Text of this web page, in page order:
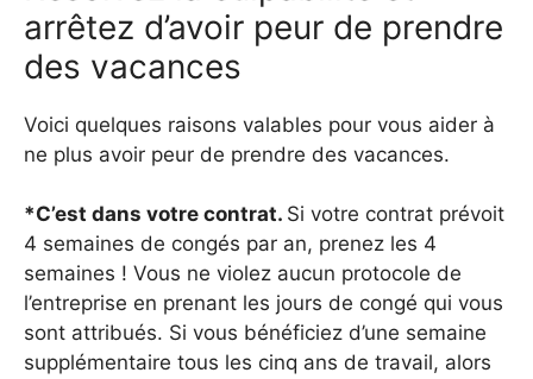
arrêtez d’avoir peur de prendre
des vacances
Voici quelques raisons valables pour vous aider à
ne plus avoir peur de prendre des vacances.
*C’est dans votre contrat. Si votre contrat prévoit
4 semaines de congés par an, prenez les 4
semaines ! Vous ne violez aucun protocole de
l’entreprise en prenant les jours de congé qui vous
sont attribués. Si vous bénéficiez d’une semaine
supplémentaire tous les cinq ans de travail, alors